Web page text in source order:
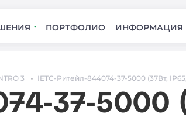
ПОРТФОЛИО ИНФОРМАЦИЯ
3 IETC-Ритейл-844074-37-5000 (37Вт,
37-5000